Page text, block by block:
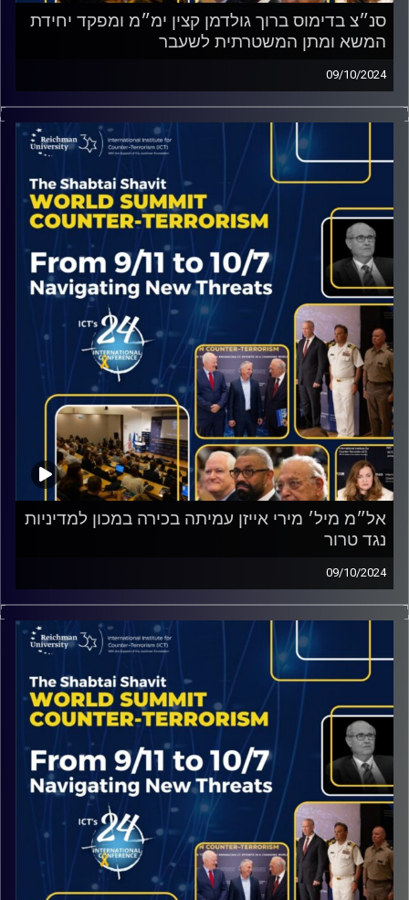
סנ״צ בדימוס ברוך גולדמן קצין ימ״מ ומפקד יחידת
המשא ומתן המשטרתית לשעבר
09/10/2024
כיצד מנהלים משא ומתן בעולם הערבי? מה הדגשים העיקריים
אותם יש לקחת בחשבון? זאת ועוד למדנו מסנ״צ בדימוס ברוך
גולדמן, וניסינו לקשר זאת למו״מ החטופים המתנהל כיום.
קרדיט תמונות:ICT
אל״מ מיל׳ מירי אייזן עמיתה בכירה במכון למדיניות
נגד טרור
09/10/2024
קיבלנו סיכום קצר מאל״מ במיל׳ מירי אייזן לפאנל ״טבח ה-7
באוקטובר – איך זה קרה?״ ובו לקחים עיקריים מהאסון, לצד
תובנות על המדינה בה אנו חיים.
קרדיט תמונות:ICT